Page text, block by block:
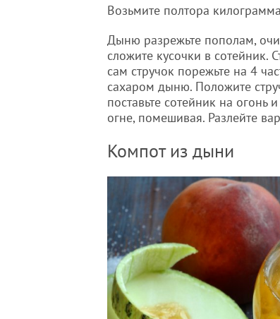
Возьмите полтора
Дыню разрежьте пополам,
сложите кусочки в сотейник.
сам стручок порежьте на 4
сахаром дыню. Положите
поставьте сотейник на
огне, помешивая. Разлейте
Компот из дыни